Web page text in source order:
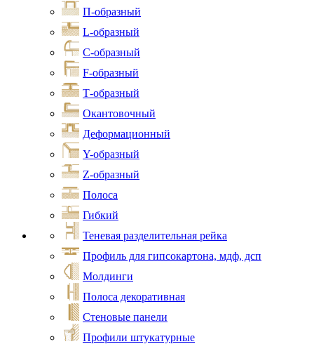
П-образный
L-образный
С-образный
F-образный
Т-образный
Окантовочный
Деформационный
Y-образный
Z-образный
Полоса
Гибкий
Теневая разделительная рейка
Профиль для гипсокартона, мдф, дсп
Молдинги
Полоса декоративная
Стеновые панели
Профили штукатурные